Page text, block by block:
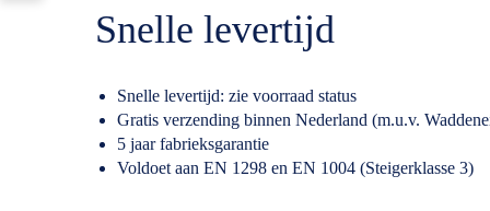
Snelle levertijd
Snelle levertijd: zie voorraad status
Gratis verzending binnen Nederland (m.u.v.
5 jaar fabrieksgarantie
Voldoet aan EN 1298 en EN 1004 (Steigerklasse 3)